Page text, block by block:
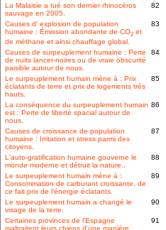
La Malaisie a tué son dernier rhinocéros
sauvage en 2005.
82
Causes d' explosion de population
humaine : Émission abondante de CO2 et
de méthane et ainsi chauffage global.
83
Causes de surpeuplement humaine : Perte
de nuits lancer-noires ou de vraie obscurité
paisible autour de nous.
84
Le surpeuplement humain mène à : Prix
éclatants de terre et prix de logements trés
hauts.
85
La conséquence du surpeuplement humain
est : Perte de liberté spacial autour de
nous.
86
Causes de croissance de population
humaine : Irritation et stress parmi des
citoyens.
87
L'auto-gratification humaine gouverne le
monde moderne et détruit la nature..
88
Le surpeuplement humain mène à :
Consommation de carburant croissante, de
ce fait prix de l'énergie éclatants.
89
Le surpeuplement humain a changé le
visage de la terre.
90
Certaines provinces de l'Espagne
91